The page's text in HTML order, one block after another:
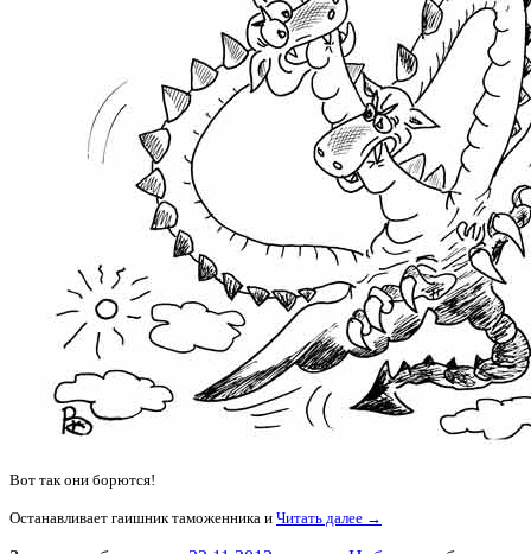
Вот так они борются!
Останавливает гаишник таможенника и Читать далее →